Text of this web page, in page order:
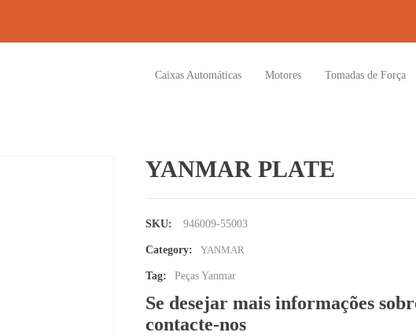
Caixas Automáticas Motores Tomadas de Força
YANMAR PLATE
SKU: 946009-55003
Category: YANMAR
Tag: Peças Yanmar
Se desejar mais informações
contacte-nos